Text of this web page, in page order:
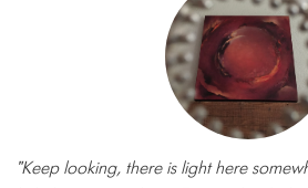
"Keep looking, there is light here